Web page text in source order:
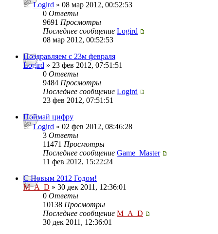
Logird » 08 мар 2012, 00:52:53
0 Ответы
9691 Просмотры
Последнее сообщение Logird
08 мар 2012, 00:52:53
Поздравляем с 23м февраля
Logird » 23 фев 2012, 07:51:51
0 Ответы
9484 Просмотры
Последнее сообщение Logird
23 фев 2012, 07:51:51
Поймай цифру
Logird » 02 фев 2012, 08:46:28
3 Ответы
11471 Просмотры
Последнее сообщение Game_Master
11 фев 2012, 15:22:24
С Новым 2012 Годом!
M_A_D » 30 дек 2011, 12:36:01
0 Ответы
10138 Просмотры
Последнее сообщение M_A_D
30 дек 2011, 12:36:01